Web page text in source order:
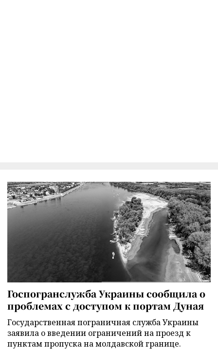
Госпогранслужба Украины сообщила о
проблемах с доступом к портам Дуная
Государственная пограничная служба Украины
заявила о введении ограничений на проезд к
пунктам пропуска на молдавской границе.